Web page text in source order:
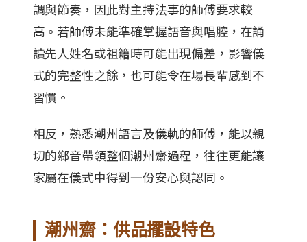
調與節奏，因此對主持法事的師傅要求較
高。若師傅未能準確掌握語音與唱腔，在誦
讀先人姓名或祖籍時可能出現偏差，影響儀
式的完整性之餘，也可能令在場長輩感到不
習慣。
相反，熟悉潮州語言及儀軌的師傅，能以親
切的鄉音帶領整個潮州齋過程，往往更能讓
家屬在儀式中得到一份安心與認同。
潮州齋：供品擺設特色